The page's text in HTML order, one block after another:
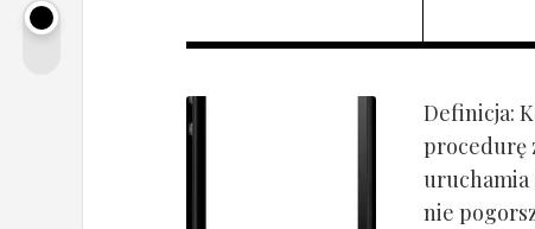
Definicja:
procedurę
uruchamia
nie